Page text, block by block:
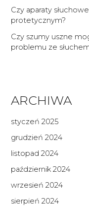
Czy aparaty
protetycznym?
Czy szumy uszne
problemu ze
ARCHIWA
styczeń 2025
grudzień 2024
listopad 2024
październik 2024
wrzesień 2024
sierpień 2024